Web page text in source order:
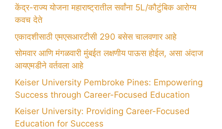
केंद्र-राज्य योजना महाराष्ट्रातील सर्वांना 5L/कौटुंबिक आरोग्य
कवच देते
एकादशीसाठी एमएसआरटीसी 290 बसेस चालवणार आहे
सोमवार आणि मंगळवारी मुंबईत लक्षणीय पाऊस होईल, असा अंदाज
आयएमडीने वर्तवला आहे
Keiser University Pembroke Pines: Empowering
Success through Career-Focused Education
Keiser University: Providing Career-Focused
Education for Success